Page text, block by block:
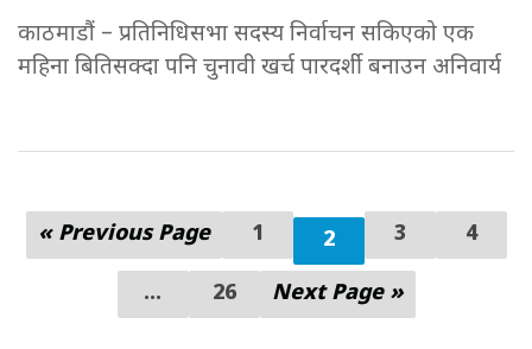
काठमाडौं – प्रतिनिधिसभा सदस्य निर्वाचन सकिएको एक
महिना बितिसक्दा पनि चुनावी खर्च पारदर्शी बनाउन अनिवार्य
« Previous Page 1 2 3 4
... 26 Next Page »